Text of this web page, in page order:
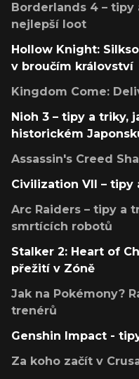
Borderlands 4 –
nejlepší loot
Hollow Knight:
v broučím království
Kingdom Come:
Nioh 3 – tipy a triky,
historickém
Assassin's Creed
Civilization VII – tipy
Arc Raiders – tipy a
smrtících robotů
Stalker 2: Heart of
přežití v Zóně
Jak na Pokémony?
trenérů
Genshin Impact -
Za koho začít v